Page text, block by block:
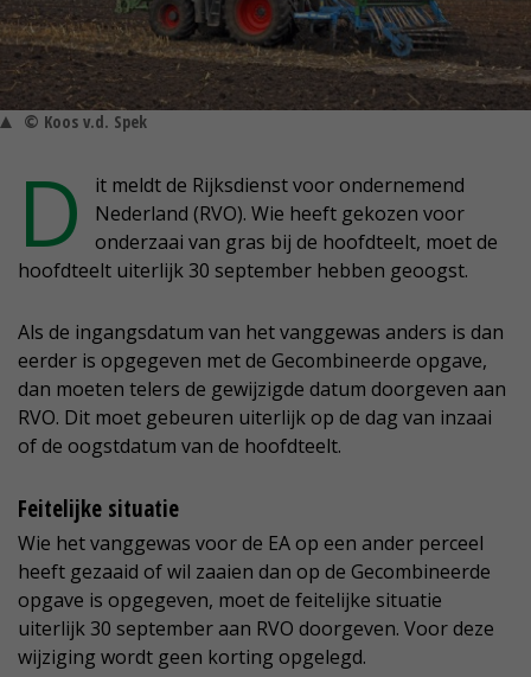
© Koos v.d. Spek
D
it meldt de Rijksdienst voor ondernemend
Nederland (RVO). Wie heeft gekozen voor
onderzaai van gras bij de hoofdteelt, moet de
hoofdteelt uiterlijk 30 september hebben geoogst.
Als de ingangsdatum van het vanggewas anders is dan
eerder is opgegeven met de Gecombineerde opgave,
dan moeten telers de gewijzigde datum doorgeven aan
RVO. Dit moet gebeuren uiterlijk op de dag van inzaai
of de oogstdatum van de hoofdteelt.
Feitelijke situatie
Wie het vanggewas voor de EA op een ander perceel
heeft gezaaid of wil zaaien dan op de Gecombineerde
opgave is opgegeven, moet de feitelijke situatie
uiterlijk 30 september aan RVO doorgeven. Voor deze
wijziging wordt geen korting opgelegd.